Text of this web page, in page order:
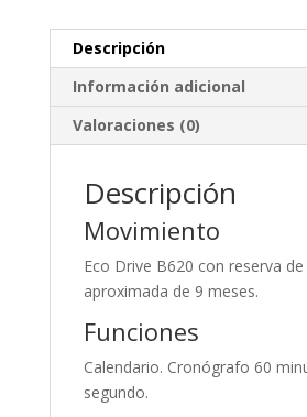
Descripción
Información adicional
Valoraciones (0)
Descripción
Movimiento
Eco Drive B620 con reserva de
aproximada de 9 meses.
Funciones
Calendario. Cronógrafo 60
segundo.